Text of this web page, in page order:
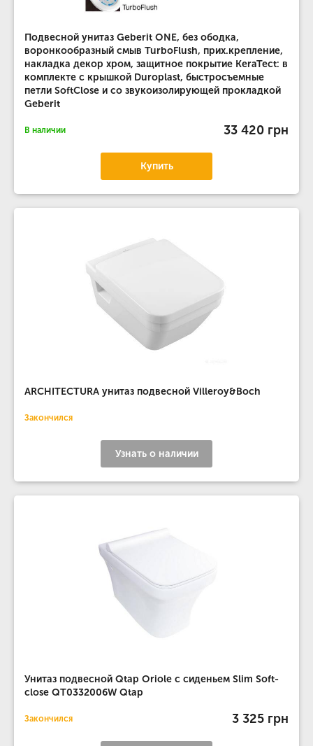
Подвесной унитаз Geberit ONE, без ободка,
воронкообразный смыв TurboFlush, прих.крепление,
накладка декор хром, защитное покрытие KeraTect: в
комплекте с крышкой Duroplast, быстросъемные
петли SoftClose и со звукоизолирующей прокладкой
Geberit
В наличии 33 420 грн
Купить
ARCHITECTURA унитаз подвесной Villeroy&Boch
Закончился
Узнать о наличии
Унитаз подвесной Qtap Oriole с сиденьем Slim Soft-
close QT0332006W Qtap
Закончился 3 325 грн